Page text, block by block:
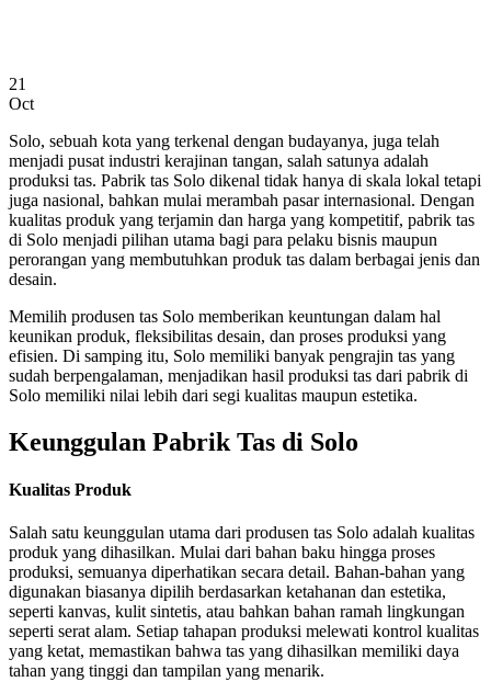
21
Oct
Solo, sebuah kota yang terkenal dengan budayanya, juga telah
menjadi pusat industri kerajinan tangan, salah satunya adalah
produksi tas. Pabrik tas Solo dikenal tidak hanya di skala lokal tetapi
juga nasional, bahkan mulai merambah pasar internasional. Dengan
kualitas produk yang terjamin dan harga yang kompetitif, pabrik tas
di Solo menjadi pilihan utama bagi para pelaku bisnis maupun
perorangan yang membutuhkan produk tas dalam berbagai jenis dan
desain.
Memilih produsen tas Solo memberikan keuntungan dalam hal
keunikan produk, fleksibilitas desain, dan proses produksi yang
efisien. Di samping itu, Solo memiliki banyak pengrajin tas yang
sudah berpengalaman, menjadikan hasil produksi tas dari pabrik di
Solo memiliki nilai lebih dari segi kualitas maupun estetika.
Keunggulan Pabrik Tas di Solo
Kualitas Produk
Salah satu keunggulan utama dari produsen tas Solo adalah kualitas
produk yang dihasilkan. Mulai dari bahan baku hingga proses
produksi, semuanya diperhatikan secara detail. Bahan-bahan yang
digunakan biasanya dipilih berdasarkan ketahanan dan estetika,
seperti kanvas, kulit sintetis, atau bahkan bahan ramah lingkungan
seperti serat alam. Setiap tahapan produksi melewati kontrol kualitas
yang ketat, memastikan bahwa tas yang dihasilkan memiliki daya
tahan yang tinggi dan tampilan yang menarik.